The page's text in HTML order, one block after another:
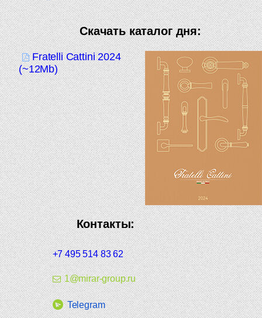
Скачать каталог дня:
Fratelli Cattini 2024
(~12Mb)
Контакты:
+7 495 514 83 62
1@mirar-group.ru
Telegram